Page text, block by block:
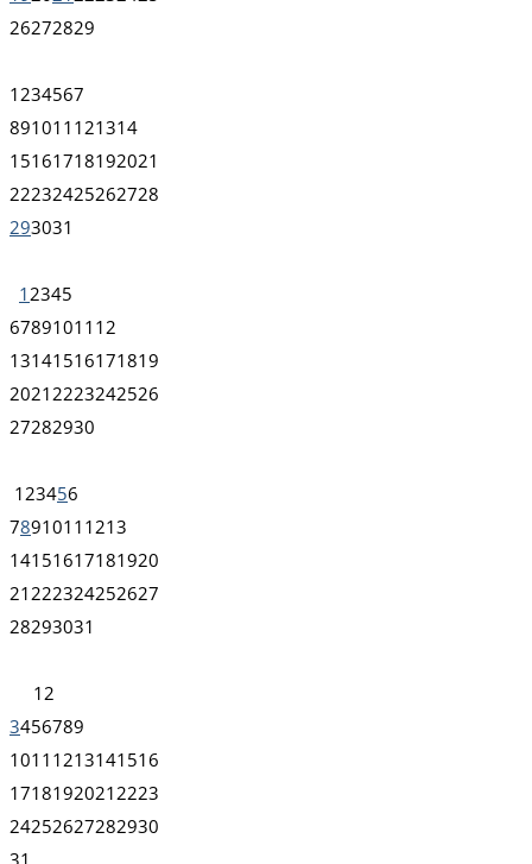
26272829
1 234567
891011 121314
15161718192021
22232425262728
293031
1 2345
67891011 12
13141516171819
2021 2223242526
27282930
1 23456
7891011 1213
14151617181920
21 222324252627
28293031
1 2
3456789
1011 1213141516
1718192021 2223
24252627282930
31